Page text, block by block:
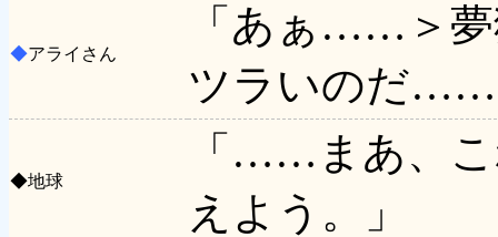
◆アライさん
「あぁ……＞
ツラいのだ……
◆地球
「……まあ、
えよう。」